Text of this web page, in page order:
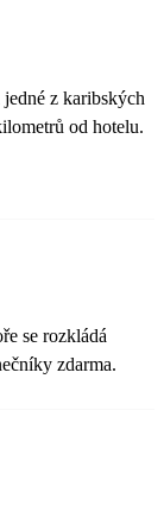
z karibských
od hotelu.
se rozkládá
zdarma.